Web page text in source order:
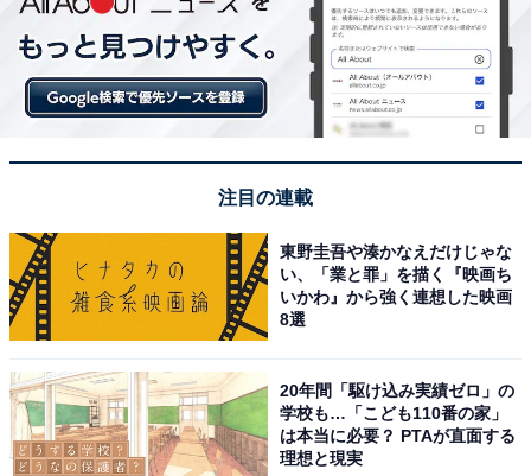
注目の連載
東野圭吾や湊かなえだけじゃな
い、「業と罪」を描く『映画ち
いかわ』から強く連想した映画
8選
20年間「駆け込み実績ゼロ」の
学校も…「こども110番の家」
は本当に必要？ PTAが直面する
理想と現実